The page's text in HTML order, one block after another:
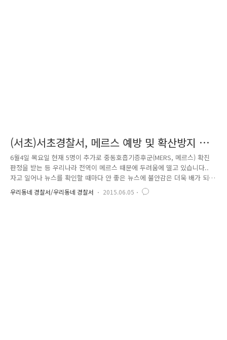
(서초)서초경찰서, 메르스 예방 및 확산방지 대
열 동참!!
6월4일 목요일 현재 5명이 추가로 중동호흡기증후군(MERS, 메르스) 확진
판정을 받는 등 우리나라 전역이 메르스 때문에 두려움에 떨고 있습니다..
자고 일어나 뉴스를 확인할 때마다 안 좋은 뉴스에 불안감은 더욱 배가 되
고 있고요.. 학교, 기업 등 자체적으로 확산방지를 위한 활동을 펼치는 가
운데 서초경찰서에서도 지난 1일부터 메르스 감염 예방 및 확산방지를 위
우리동네 경찰서/우리동네 경찰서 2015.06.05